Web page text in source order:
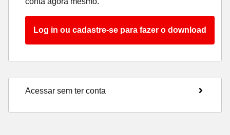
Log in ou cadastre-se para fazer o download
Acessar sem ter conta